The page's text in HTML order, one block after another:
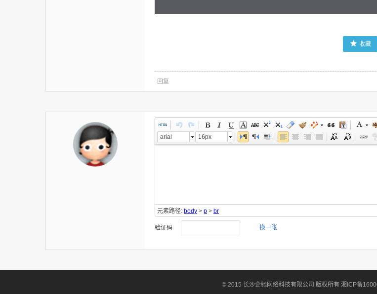
收藏
回复
arial
16px
元素路径: body > p > br
验证码 换一张
© 2015 长沙企驰网络科技有限公司 版权所有 湘ICP备